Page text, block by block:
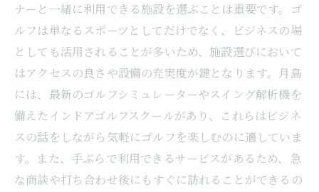
ナーと一緒に利用できる施設を選ぶことは重要です。ゴ
ルフは単なるスポーツとしてだけでなく、ビジネスの場
としても活用されることが多いため、施設選びにおいて
はアクセスの良さや設備の充実度が鍵となります。月島
には、最新のゴルフシミュレーターやスイング解析機を
備えたインドアゴルフスクールがあり、これらはビジネ
スの話をしながら気軽にゴルフを楽しむのに適していま
す。また、手ぶらで利用できるサービスがあるため、急
な商談や打ち合わせ後にもすぐに訪れることができるの